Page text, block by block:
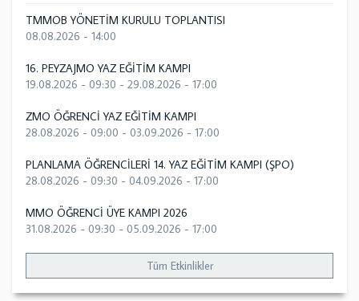
TMMOB YÖNETİM KURULU TOPLANTISI
08.08.2026 - 14:00
16. PEYZAJMO YAZ EĞİTİM KAMPI
19.08.2026 - 09:30 - 29.08.2026 - 17:00
ZMO ÖĞRENCİ YAZ EĞİTİM KAMPI
28.08.2026 - 09:00 - 03.09.2026 - 17:00
PLANLAMA ÖĞRENCİLERİ 14. YAZ EĞİTİM KAMPI (ŞPO)
28.08.2026 - 09:30 - 04.09.2026 - 17:00
MMO ÖĞRENCİ ÜYE KAMPI 2026
31.08.2026 - 09:30 - 05.09.2026 - 17:00
Tüm Etkinlikler